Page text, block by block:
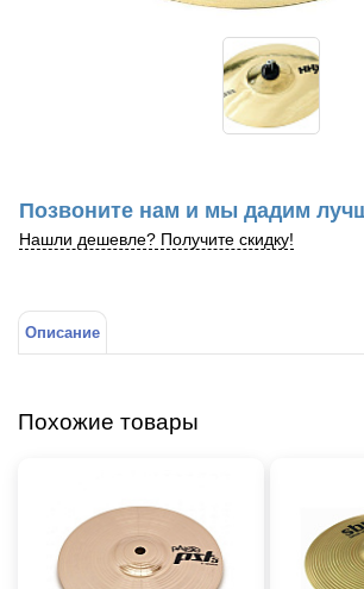
Позвоните нам и мы дадим
Нашли дешевле? Получите скидку!
Описание
Похожие товары